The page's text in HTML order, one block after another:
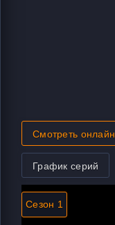
Смотреть онлайн
График серий
Сезон 1